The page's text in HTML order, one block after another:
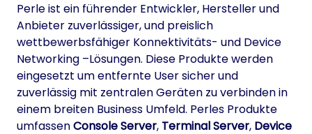
Perle ist ein führender Entwickler, Hersteller und
Anbieter zuverlässiger, und preislich
wettbewerbsfähiger Konnektivitäts- und Device
Networking –Lösungen. Diese Produkte werden
eingesetzt um entfernte User sicher und
zuverlässig mit zentralen Geräten zu verbinden in
einem breiten Business Umfeld. Perles Produkte
umfassenConsole Server, Terminal Server, Device